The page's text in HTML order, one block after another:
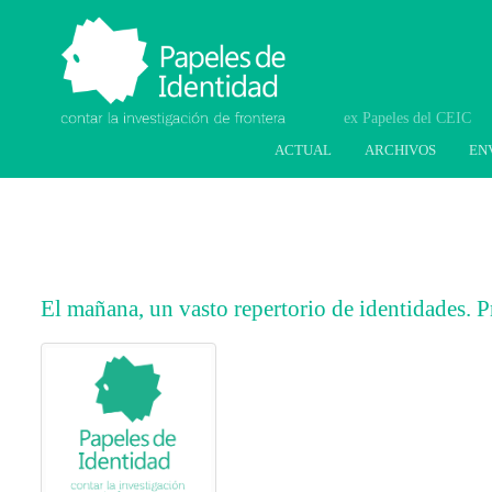
ACTUAL ARCHIVOS
Papeles de Identidad.
Contar la investigación
de frontera
El mañana, un vasto repertorio de identidades.
##plugins.themes.bootstrap3.article.main##